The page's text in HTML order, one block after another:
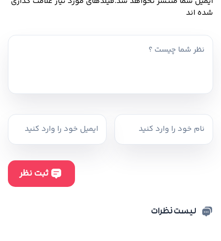
شده اند
لیست نظرات